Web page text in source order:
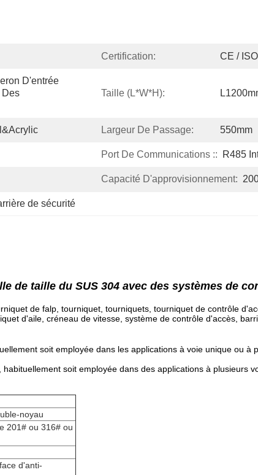
Certification: CE /
D'entrée
Des
Taille (L*W*H):
Largeur De Passage: 550mm
Port De Communications :: R485
Capacité D'approvisionnement:
de sécurité
de taille du SUS 304 avec des systèmes de
de falp, tourniquet, tourniquets, tourniquet de contrôle
d'aile, créneau de vitesse, système de contrôle d'accès,
soit employée dans les applications à voie unique ou à
soit employée dans des applications à plusieurs
noyau
201# ou 316# ou
d'anti-